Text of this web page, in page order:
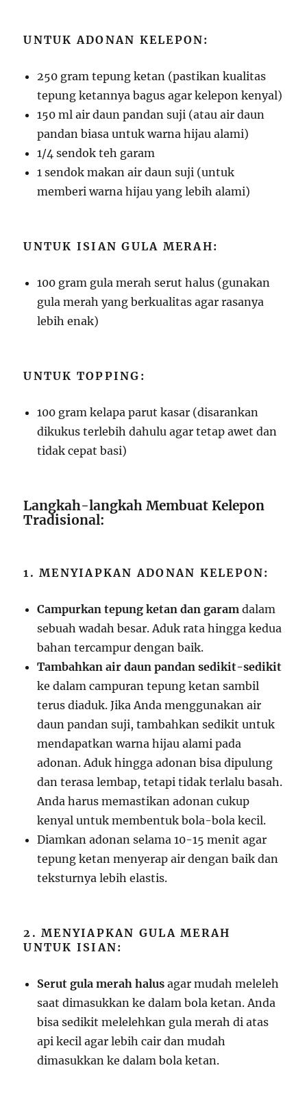
UNTUK ADONAN KELEPON:
250 gram tepung ketan (pastikan kualitas
tepung ketannya bagus agar kelepon kenyal)
150 ml air daun pandan suji (atau air daun
pandan biasa untuk warna hijau alami)
1/4 sendok teh garam
1 sendok makan air daun suji (untuk
memberi warna hijau yang lebih alami)
UNTUK ISIAN GULA MERAH:
100 gram gula merah serut halus (gunakan
gula merah yang berkualitas agar rasanya
lebih enak)
UNTUK TOPPING:
100 gram kelapa parut kasar (disarankan
dikukus terlebih dahulu agar tetap awet dan
tidak cepat basi)
Langkah-langkah Membuat Kelepon
Tradisional:
1. MENYIAPKAN ADONAN KELEPON:
Campurkan tepung ketan dan garam dalam
sebuah wadah besar. Aduk rata hingga kedua
bahan tercampur dengan baik.
Tambahkan air daun pandan sedikit-sedikit
ke dalam campuran tepung ketan sambil
terus diaduk. Jika Anda menggunakan air
daun pandan suji, tambahkan sedikit untuk
mendapatkan warna hijau alami pada
adonan. Aduk hingga adonan bisa dipulung
dan terasa lembap, tetapi tidak terlalu basah.
Anda harus memastikan adonan cukup
kenyal untuk membentuk bola-bola kecil.
Diamkan adonan selama 10-15 menit agar
tepung ketan menyerap air dengan baik dan
teksturnya lebih elastis.
2. MENYIAPKAN GULA MERAH
UNTUK ISIAN:
Serut gula merah halus agar mudah meleleh
saat dimasukkan ke dalam bola ketan. Anda
bisa sedikit melelehkan gula merah di atas
api kecil agar lebih cair dan mudah
dimasukkan ke dalam bola ketan.